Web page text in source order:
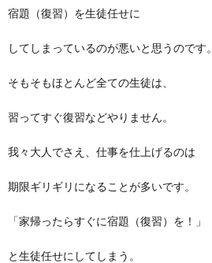
宿題（復習）を生徒任せに
してしまっているのが悪いと思うのです。
そもそもほとんど全ての生徒は、
習ってすぐ復習などやりません。
我々大人でさえ、仕事を仕上げるのは
期限ギリギリになることが多いです。
「家帰ったらすぐに宿題（復習）を！」
と生徒任せにしてしまう。